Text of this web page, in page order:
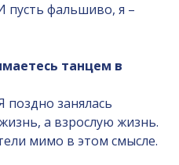
пусть фальшиво, я –
танцем в
поздно занялась
а взрослую жизнь.
мимо в этом смысле.